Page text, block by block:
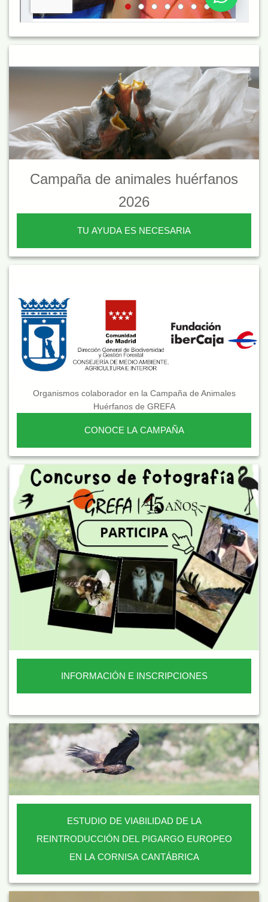
Campaña de animales huérfanos
2026
TU AYUDA ES NECESARIA
Organismos colaborador en la Campaña de Animales
Huérfanos de GREFA
CONOCE LA CAMPAÑA
INFORMACIÓN E INSCRIPCIONES
ESTUDIO DE VIABILIDAD DE LA
REINTRODUCCIÓN DEL PIGARGO EUROPEO
EN LA CORNISA CANTÁBRICA